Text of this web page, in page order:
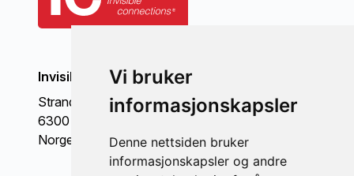
Vi bruker
informasjonskapsler
Denne nettsiden bruker
informasjonskapsler og andre
Invisible Connections AS
Strandgata 98
6300 Åndalsnes
Norge